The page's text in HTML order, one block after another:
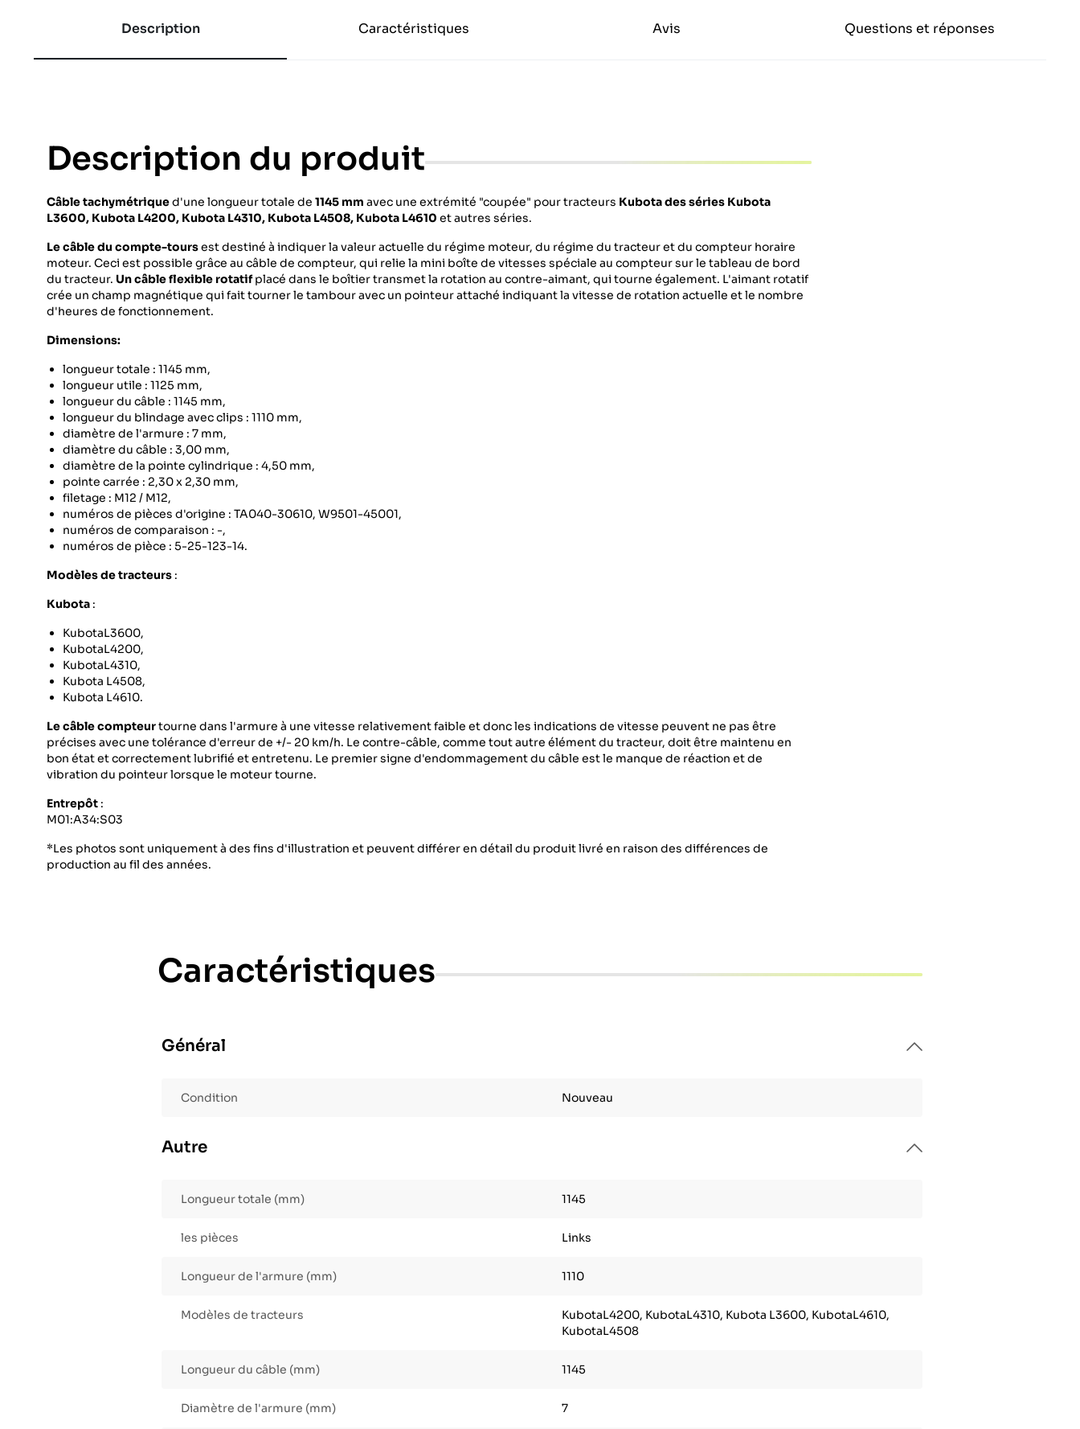
Description Caractéristiques Avis Questions et réponses
Description du produit
Câble tachymétriqued'une longueur totale de 1145 mm avec une extrémité "coupée" pour tracteurs Kubotades séries Kubota
L3600, Kubota L4200, Kubota L4310, Kubota L4508, Kubota L4610 et autres séries.
Le câble du compte-toursest destiné à indiquer la valeur actuelle du régime moteur, du régime du tracteur et du compteur horaire
moteur. Ceci est possible grâce au câble de compteur, qui relie la mini boîte de vitesses spéciale au compteur sur le tableau de bord
du tracteur. Un câble flexible rotatifplacé dans le boîtier transmet la rotation au contre-aimant, qui tourne également. L'aimant rotatif
crée un champ magnétique qui fait tourner le tambour avec un pointeur attaché indiquant la vitesse de rotation actuelle et le nombre
d'heures de fonctionnement.
Dimensions:
longueur totale : 1145 mm,
longueur utile : 1125 mm,
longueur du câble : 1145 mm,
longueur du blindage avec clips : 1110 mm,
diamètre de l'armure : 7 mm,
diamètre du câble : 3,00 mm,
diamètre de la pointe cylindrique : 4,50 mm,
pointe carrée : 2,30 x 2,30 mm,
filetage : M12 / M12,
numéros de pièces d'origine : TA040-30610, W9501-45001,
numéros de comparaison : -,
numéros de pièce : 5-25-123-14.
Modèles de tracteurs :
Kubota :
KubotaL3600,
KubotaL4200,
KubotaL4310,
Kubota L4508,
Kubota L4610.
Le câble compteurtourne dans l'armure à une vitesse relativement faible et donc les indications de vitesse peuvent ne pas être
précises avec une tolérance d'erreur de +/- 20 km/h. Le contre-câble, comme tout autre élément du tracteur, doit être maintenu en
bon état et correctement lubrifié et entretenu. Le premier signe d'endommagement du câble est le manque de réaction et de
vibration du pointeur lorsque le moteur tourne.
Entrepôt :
M01:A34:S03
*Les photos sont uniquement à des fins d'illustration et peuvent différer en détail du produit livré en raison des différences de
production au fil des années.
Caractéristiques
Général
Condition Nouveau
Autre
Longueur totale (mm) 1145
les pièces Links
Longueur de l'armure (mm) 1110
Modèles de tracteurs
KubotaL4200, KubotaL4310, Kubota L3600, KubotaL4610,
KubotaL4508
Longueur du câble (mm) 1145
Diamètre de l'armure (mm) 7